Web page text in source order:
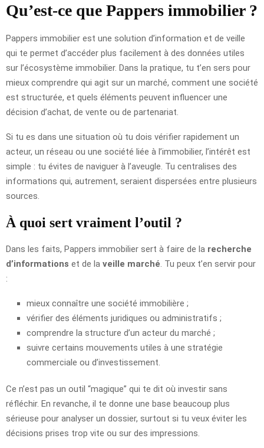
Qu’est-ce que Pappers immobilier ?
Pappers immobilier est une solution d’information et de veille
qui te permet d’accéder plus facilement à des données utiles
sur l’écosystème immobilier. Dans la pratique, tu t’en sers pour
mieux comprendre qui agit sur un marché, comment une société
est structurée, et quels éléments peuvent influencer une
décision d’achat, de vente ou de partenariat.
Si tu es dans une situation où tu dois vérifier rapidement un
acteur, un réseau ou une société liée à l’immobilier, l’intérêt est
simple : tu évites de naviguer à l’aveugle. Tu centralises des
informations qui, autrement, seraient dispersées entre plusieurs
sources.
À quoi sert vraiment l’outil ?
Dans les faits, Pappers immobilier sert à faire de la recherche
d’informations et de la veille marché . Tu peux t’en servir pour
:
mieux connaître une société immobilière ;
vérifier des éléments juridiques ou administratifs ;
comprendre la structure d’un acteur du marché ;
suivre certains mouvements utiles à une stratégie
commerciale ou d’investissement.
Ce n’est pas un outil “magique” qui te dit où investir sans
réfléchir. En revanche, il te donne une base beaucoup plus
sérieuse pour analyser un dossier, surtout si tu veux éviter les
décisions prises trop vite ou sur des impressions.